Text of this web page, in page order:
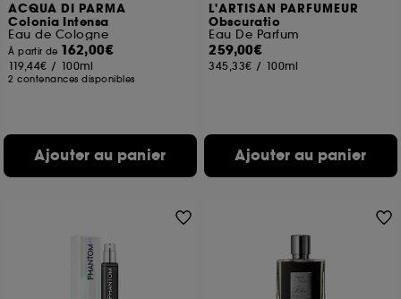
ACQUA DI PARMA
Colonia Intensa
Eau de Cologne
À partir de 162,00€
119,44€ / 100ml
2 contenances disponibles
Ajouter au panier
L'ARTISAN PARFUMEUR
Obscuratio
Eau De Parfum
259,00€
345,33€ / 100ml
Ajouter au panier